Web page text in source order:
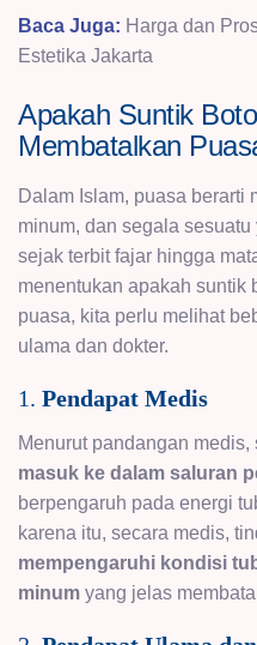
Baca Juga: Harga dan
Estetika Jakarta
Apakah Suntik
Membatalkan
Dalam Islam, puasa berarti
minum, dan segala
sejak terbit fajar hingga
menentukan apakah suntik
puasa, kita perlu melihat
ulama dan dokter.
1. Pendapat Medis
Menurut pandangan
masuk ke dalam saluran
berpengaruh pada energi
karena itu, secara medis,
mempengaruhi kondisi
minum yang jelas